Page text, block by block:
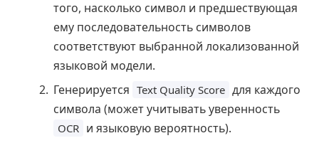
того, насколько символ и предшествующая
ему последовательность символов
соответствуют выбранной локализованной
языковой модели.
Генерируется Text Quality Score для каждого
символа (может учитывать уверенность
OCR и языковую вероятность).